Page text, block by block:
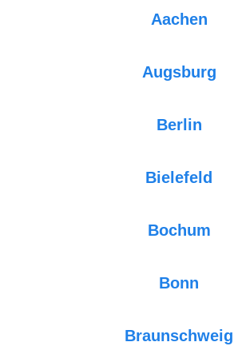
Aachen
Augsburg
Berlin
Bielefeld
Bochum
Bonn
Braunschweig